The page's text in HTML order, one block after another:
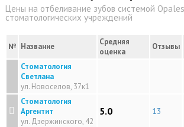
Цены на отбеливание зубов системой
стоматологических учреждений
№ Название
Средняя
оценка
Отзывы
Стоматология
Светлана
ул. Новоселов, 37к1
Стоматология
Аргентит
ул. Дзержинского, 42
5.0 13